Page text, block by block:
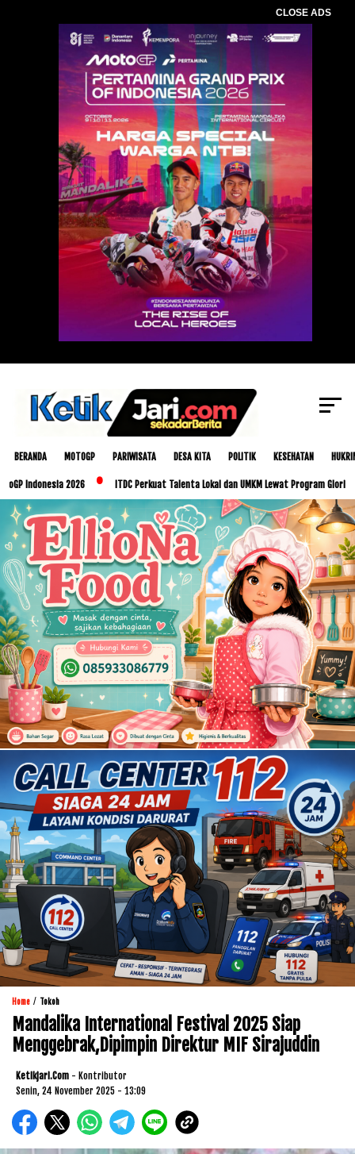
CLOSE ADS
BERANDA MOTOGP PARIWISATA DESA KITA POLITIK KESEHATAN
2026 ITDC Perkuat Talenta Lokal dan UMKM Lewat Program Glorious Golo Mori
Home / Tokoh
Mandalika International Festival 2025 Siap
Menggebrak,Dipimpin Direktur MIF Sirajuddin
Ketikjari.com - Kontributor
Senin, 24 November 2025 - 13:09